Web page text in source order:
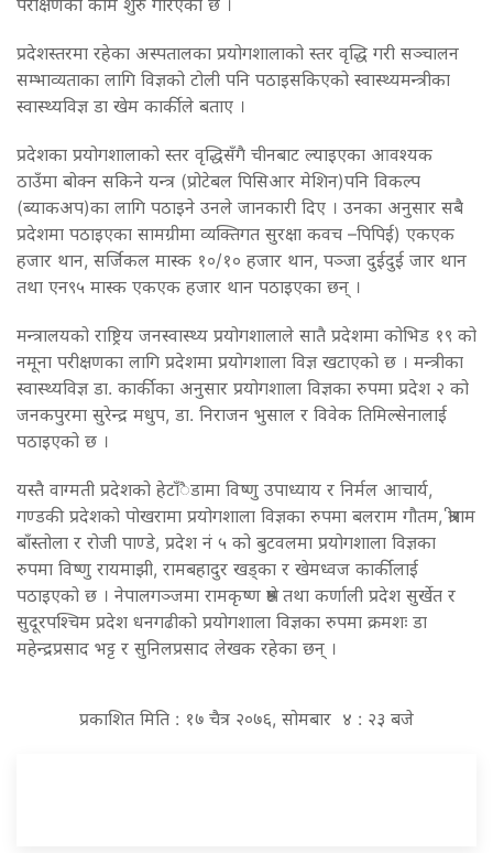
प्रदेशस्तरमा रहेका अस्पतालका प्रयोगशालाको स्तर वृद्धि गरी सञ्चालन
सम्भाव्यताका लागि विज्ञको टोली पनि पठाइसकिएको स्वास्थ्यमन्त्रीका
स्वास्थ्यविज्ञ डा खेम कार्कीले बताए ।
प्रदेशका प्रयोगशालाको स्तर वृद्धिसँगै चीनबाट ल्याइएका आवश्यक
ठाउँमा बोक्न सकिने यन्त्र (प्रोटेबल पिसिआर मेशिन)पनि विकल्प
(ब्याकअप)का लागि पठाइने उनले जानकारी दिए । उनका अनुसार सबै
प्रदेशमा पठाइएका सामग्रीमा व्यक्तिगत सुरक्षा कवच –पिपिई) एकएक
हजार थान, सर्जिकल मास्क १०/१० हजार थान, पञ्जा दुईदुई जार थान
तथा एन९५ मास्क एकएक हजार थान पठाइएका छन् ।
मन्त्रालयको राष्ट्रिय जनस्वास्थ्य प्रयोगशालाले सातै प्रदेशमा कोभिड १९ को
नमूना परीक्षणका लागि प्रदेशमा प्रयोगशाला विज्ञ खटाएको छ । मन्त्रीका
स्वास्थ्यविज्ञ डा. कार्कीका अनुसार प्रयोगशाला विज्ञका रुपमा प्रदेश २ को
जनकपुरमा सुरेन्द्र मधुप, डा. निराजन भुसाल र विवेक तिमिल्सेनालाई
पठाइएको छ ।
यस्तै वाग्मती प्रदेशको हेटाँैडामा विष्णु उपाध्याय र निर्मल आचार्य,
गण्डकी प्रदेशको पोखरामा प्रयोगशाला विज्ञका रुपमा बलराम गौतम, श्रीराम
बाँस्तोला र रोजी पाण्डे, प्रदेश नं ५ को बुटवलमा प्रयोगशाला विज्ञका
रुपमा विष्णु रायमाझी, रामबहादुर खड्का र खेमध्वज कार्कीलाई
पठाइएको छ । नेपालगञ्जमा रामकृष्ण श्रेष्ठ तथा कर्णाली प्रदेश सुर्खेत र
सुदूरपश्चिम प्रदेश धनगढीको प्रयोगशाला विज्ञका रुपमा क्रमशः डा
महेन्द्रप्रसाद भट्ट र सुनिलप्रसाद लेखक रहेका छन् ।
प्रकाशित मिति : १७ चैत्र २०७६, सोमबार ४ : २३ बजे